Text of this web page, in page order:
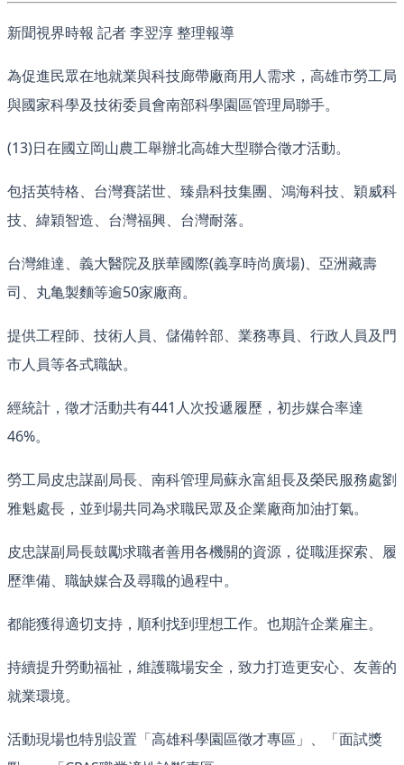
新聞視界時報 記者 李翌淳 整理報導
為促進民眾在地就業與科技廊帶廠商用人需求，高雄市勞工局
與國家科學及技術委員會南部科學園區管理局聯手。
(13)日在國立岡山農工舉辦北高雄大型聯合徵才活動。
包括英特格、台灣賽諾世、臻鼎科技集團、鴻海科技、穎威科
技、緯穎智造、台灣福興、台灣耐落。
台灣維達、義大醫院及朕華國際(義享時尚廣場)、亞洲藏壽
司、丸亀製麵等逾50家廠商。
提供工程師、技術人員、儲備幹部、業務專員、行政人員及門
市人員等各式職缺。
經統計，徵才活動共有441人次投遞履歷，初步媒合率達
46%。
勞工局皮忠謀副局長、南科管理局蘇永富組長及榮民服務處劉
雅魁處長，並到場共同為求職民眾及企業廠商加油打氣。
皮忠謀副局長鼓勵求職者善用各機關的資源，從職涯探索、履
歷準備、職缺媒合及尋職的過程中。
都能獲得適切支持，順利找到理想工作。也期許企業雇主。
持續提升勞動福祉，維護職場安全，致力打造更安心、友善的
就業環境。
活動現場也特別設置「高雄科學園區徵才專區」、「面試獎